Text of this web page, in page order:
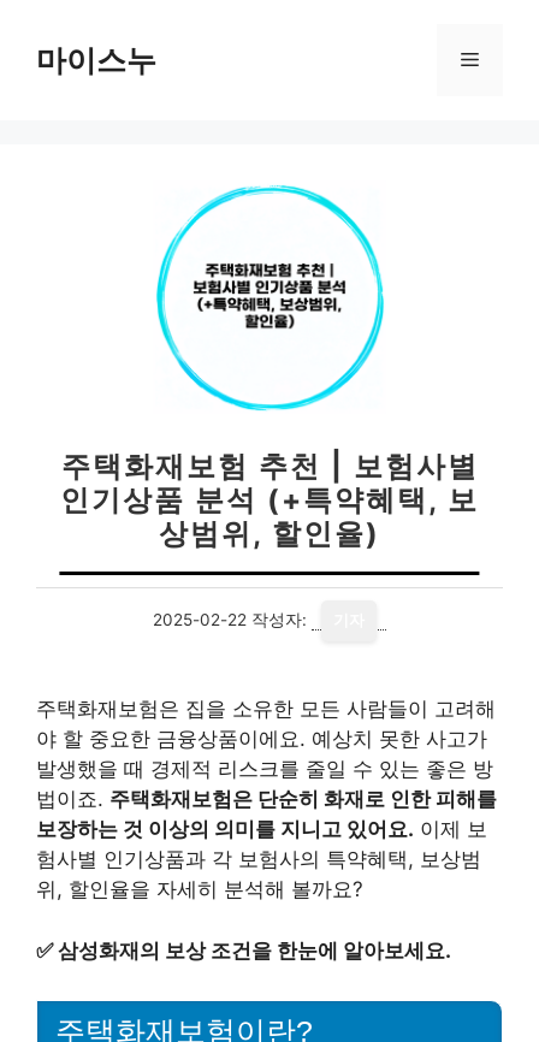
마이스누 메
주택화재보험 추천 | 보험사별
인기상품 분석 (+특약혜택, 보
상범위, 할인율)
2025-02-22 작성자:
주택화재보험은 집을 소유한 모든 사람들이 고려해
야 할 중요한 금융상품이에요. 예상치 못한 사고가
발생했을 때 경제적 리스크를 줄일 수 있는 좋은 방
법이죠. 주택화재보험은 단순히 화재로 인한 피해를
보장하는 것 이상의 의미를 지니고 있어요. 이제 보
험사별 인기상품과 각 보험사의 특약혜택, 보상범
위, 할인율을 자세히 분석해 볼까요?
✅삼성화재의 보상 조건을 한눈에 알아보세요.
주택화재보험이란?